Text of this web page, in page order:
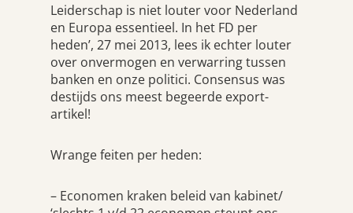
Leiderschap is niet louter voor Nederland
en Europa essentieel. In het FD per
heden’, 27 mei 2013, lees ik echter louter
over onvermogen en verwarring tussen
banken en onze politici. Consensus was
destijds ons meest begeerde export-
artikel!
Wrange feiten per heden:
– Economen kraken beleid van kabinet/